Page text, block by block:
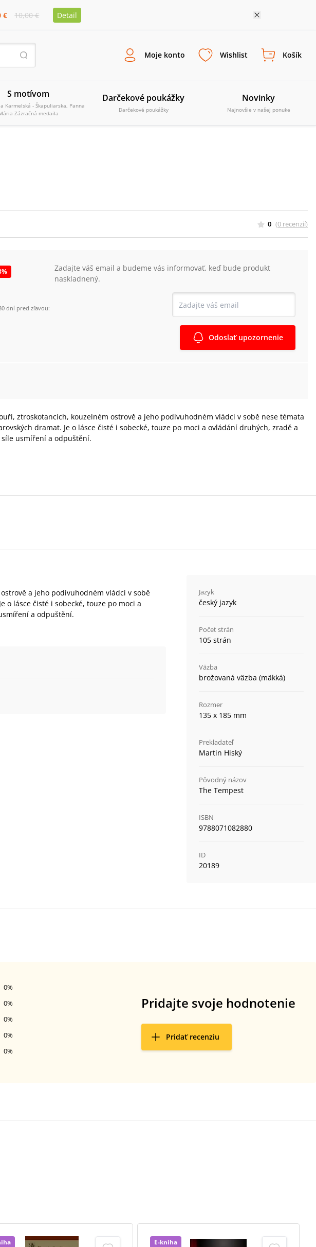
€ 10,00 € Detail
Moje konto Wishlist Košík
S motívom
Karmelská - Škapuliarska, Panna
Zázračná medaila
Darčekové poukážky
Darčekové poukážky
Novinky
Najnovšie v našej ponuke
0 (0 recenzií)
%
dní pred zľavou:
Zadajte váš email a budeme vás informovať, keď bude produkt
naskladnený.
Odoslať upozornenie
ztroskotancích, kouzelném ostrově a jeho podivuhodném vládci v sobě nese témata
dramat. Je o lásce čisté i sobecké, touze po moci a ovládání druhých, zradě a
usmíření a odpuštění.
a jeho podivuhodném vládci v sobě
o lásce čisté i sobecké, touze po moci a
a odpuštění.
Jazyk
český jazyk
Počet strán
105 strán
Väzba
brožovaná väzba (mäkká)
Rozmer
135 x 185 mm
Prekladateľ
Martin Hiský
Pôvodný názov
The Tempest
ISBN
9788071082880
ID
20189
0%
0%
0%
0%
0%
Pridajte svoje hodnotenie
Pridať recenziu
E-kniha